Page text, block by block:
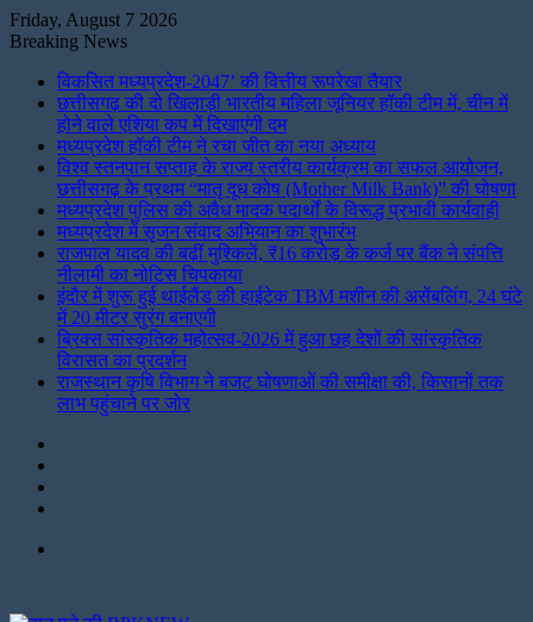
Friday, August 7 2026
Breaking News
विकसित मध्यप्रदेश-2047’ की वित्तीय रूपरेखा तैयार
छत्तीसगढ़ की दो खिलाड़ी भारतीय महिला जूनियर हॉकी टीम में, चीन में
होने वाले एशिया कप में दिखाएंगी दम
मध्यप्रदेश हॉकी टीम ने रचा जीत का नया अध्याय
विश्व स्तनपान सप्ताह के राज्य स्तरीय कार्यक्रम का सफल आयोजन,
छत्तीसगढ़ के प्रथम “मातृ दूध कोष (Mother Milk Bank)” की घोषणा
मध्यप्रदेश पुलिस की अवैध मादक पदार्थों के विरूद्ध प्रभावी कार्यवाही
मध्यप्रदेश में सृजन संवाद अभियान का शुभारंभ
राजपाल यादव की बढ़ीं मुश्किलें, ₹16 करोड़ के कर्ज पर बैंक ने संपत्ति
नीलामी का नोटिस चिपकाया
इंदौर में शुरू हुई थाईलैंड की हाईटेक TBM मशीन की असेंबलिंग, 24 घंटे
में 20 मीटर सुरंग बनाएगी
ब्रिक्स सांस्कृतिक महोत्सव-2026 में हुआ छह देशों की सांस्कृतिक
विरासत का प्रदर्शन
राजस्थान कृषि विभाग ने बजट घोषणाओं की समीक्षा की, किसानों तक
लाभ पहुंचाने पर जोर